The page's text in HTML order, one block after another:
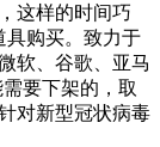
这样的时间巧
具购买。致力于
软、谷歌、亚马
要下架的，取
对新型冠状病毒